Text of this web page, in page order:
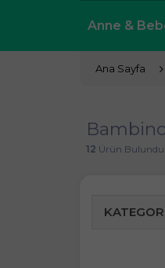
Anne &
Ana Sayfa
12 Ürün Bulundu